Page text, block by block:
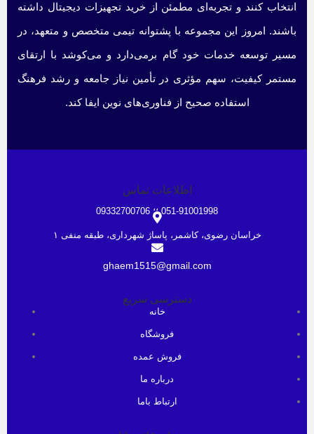
انتخاب کنند و تجربه‌ای مطمئن از خرید تجهیزات دیجیتال داشته
باشند. امروز این مجموعه با پشتوانه تیمی متخصص و متعهد، در
مسیر توسعه خدمات خود گام برمی‌دارد و می‌کوشد با ارتقای
مستمر کیفیت، سهم مؤثری در تأمین نیاز جامعه و رشد فرهنگ
استفاده صحیح از فناوری‌های نوین ایفا کند.
اطلاعات تماس
051-91001998 ؛؛ 09332700706
خراسان رضوی، کاشمر، پاساژ شهرداری، طبقه منفی ۱
ghaem1515@gmail.com
دسترسی سریع
خانه
فروشگاه
فروش عمده
درباره ما
ارتباط باما